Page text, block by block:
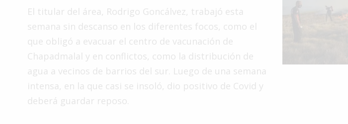
Tecnología
Gastronomía
Salud
Interés
General
El titular del área, Rodrigo Goncálvez, trabajó esta
semana sin descanso en los diferentes focos, como el
que obligó a evacuar el centro de vacunación de
Chapadmalal y en conflictos, como la distribución de
agua a vecinos de barrios del sur. Luego de una semana
intensa, en la que casi se insoló, dio positivo de Covid y
deberá guardar reposo.